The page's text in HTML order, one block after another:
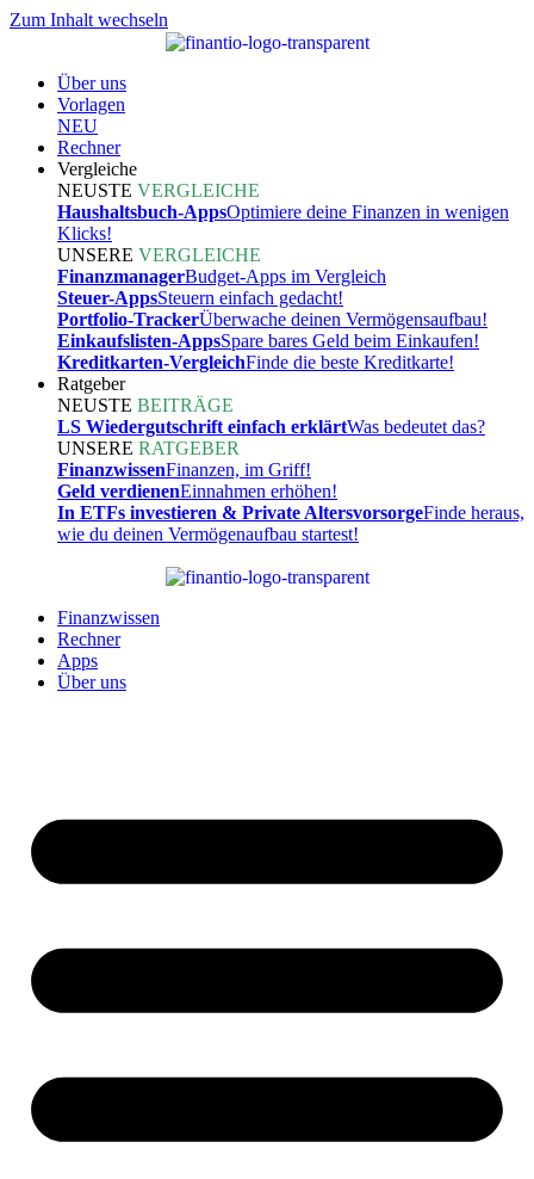
Zum Inhalt wechseln
Über uns
Vorlagen
NEU
Rechner
Vergleiche
NEUSTE VERGLEICHE
Haushaltsbuch-AppsOptimiere deine Finanzen in wenigen
Klicks!
UNSERE VERGLEICHE
FinanzmanagerBudget-Apps im Vergleich
Steuer-AppsSteuern einfach gedacht!
Portfolio-TrackerÜberwache deinen Vermögensaufbau!
Einkaufslisten-AppsSpare bares Geld beim Einkaufen!
Kreditkarten-VergleichFinde die beste Kreditkarte!
Ratgeber
NEUSTE BEITRÄGE
LS Wiedergutschrift einfach erklärtWas bedeutet das?
UNSERE RATGEBER
FinanzwissenFinanzen, im Griff!
Geld verdienenEinnahmen erhöhen!
In ETFs investieren & Private AltersvorsorgeFinde heraus,
wie du deinen Vermögenaufbau startest!
Finanzwissen
Rechner
Apps
Über uns